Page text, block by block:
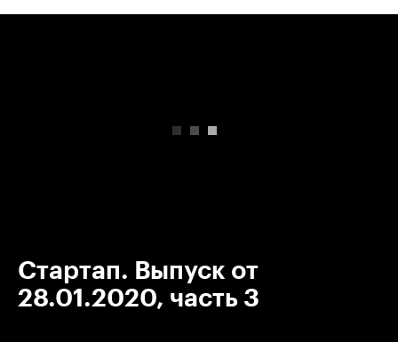
Стартап. Выпуск от
28.01.2020, часть 3